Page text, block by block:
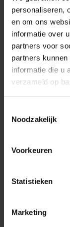
personaliseren,
en om ons
informatie over
partners voor
partners
informatie die u
verzameld op
Noodzakelijk
Voorkeuren
Statistieken
Marketing
DX
draad VZ
Niet op
Gtin:
Artikelnummer